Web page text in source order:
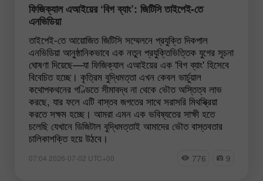
ফিজিক্যাল এআইয়ের ‘বিগ ব্যাং’: জিটিসি তাইপেই-তে
এনভিডিয়া
তাইপেই-তে আয়োজিত জিটিসি সম্মেলনে প্রযুক্তি দিকপাল
এনভিডিয়া আনুষ্ঠানিকভাবে এক নতুন প্রযুক্তিভিত্তিক যুগের সূচনা
ঘোষণা দিয়েছে—যা ফিজিক্যাল এআইয়ের এক 'বিগ ব্যাং' হিসেবে
বিবেচিত হচ্ছে। কৃত্রিম বুদ্ধিমত্তা এখন কেবল ভার্চুয়াল
কথোপকথনের গণ্ডিতে সীমাবদ্ধ না থেকে ভৌত অস্তিত্ব লাভ
করছে, যার ফলে এটি বাস্তব জগতের সাথে সরাসরি মিথস্ক্রিয়া
করতে সক্ষম হচ্ছে। আমরা এমন এক ভবিষ্যতের সাক্ষী হতে
চলেছি যেখানে ডিজিটাল বুদ্ধিমত্তাই আমাদের ভৌত বাস্তবতার
চালিকাশক্তি হয়ে উঠবে।
07:04 2026-07-02 UTC+00 776 9